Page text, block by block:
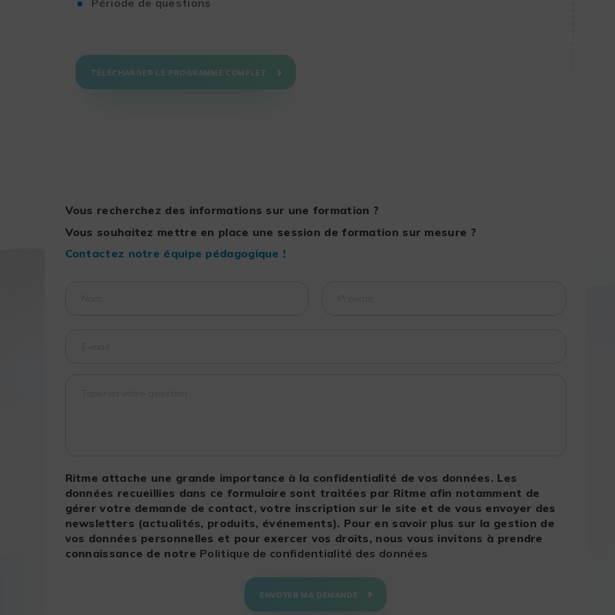
TÉLÉCHARGER LE PROGRAMME COMPLET
Vous recherchez des informations sur une formation ?
Vous souhaitez mettre en place une session de formation sur mesure ?
Contactez notre équipe pédagogique !
Ritme attache une grande importance à la confidentialité de vos données. Les
données recueillies dans ce formulaire sont traitées par Ritme afin notamment de
gérer votre demande de contact, votre inscription sur le site et de vous envoyer des
newsletters (actualités, produits, événements). Pour en savoir plus sur la gestion de
vos données personnelles et pour exercer vos droits, nous vous invitons à prendre
connaissance de notre Politique de confidentialité des données
ENVOYER MA DEMANDE